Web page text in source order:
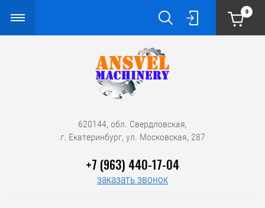
0
620144, обл. Свердловская,
г. Екатеринбург, ул. Московская, 287
+7 (963) 440-17-04
заказать звонок